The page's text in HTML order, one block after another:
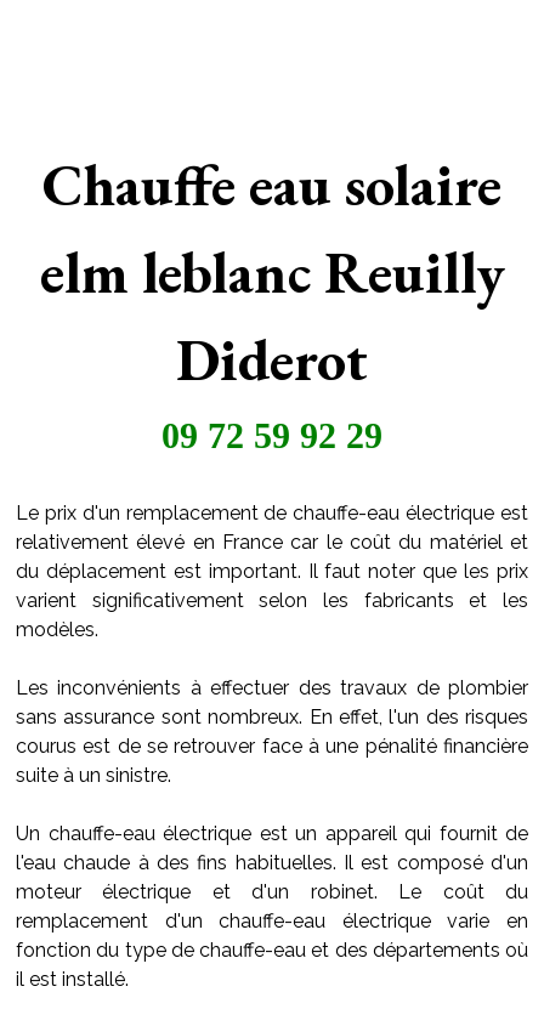
Chauffe eau solaire
elm leblanc Reuilly
Diderot
09 72 59 92 29
Le prix d'un remplacement de chauffe-eau électrique est
relativement élevé en France car le coût du matériel et
du déplacement est important. Il faut noter que les prix
varient significativement selon les fabricants et les
modèles.
Les inconvénients à effectuer des travaux de plombier
sans assurance sont nombreux. En effet, l'un des risques
courus est de se retrouver face à une pénalité financière
suite à un sinistre.
Un chauffe-eau électrique est un appareil qui fournit de
l'eau chaude à des fins habituelles. Il est composé d'un
moteur électrique et d'un robinet. Le coût du
remplacement d'un chauffe-eau électrique varie en
fonction du type de chauffe-eau et des départements où
il est installé.